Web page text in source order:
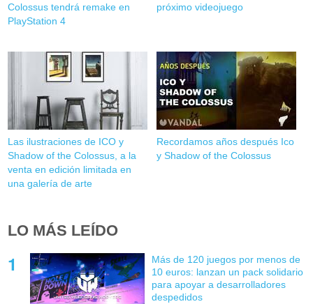
Colossus tendrá remake en
PlayStation 4
próximo videojuego
Las ilustraciones de ICO y
Shadow of the Colossus, a la
venta en edición limitada en
una galería de arte
Recordamos años después Ico
y Shadow of the Colossus
LO MÁS LEÍDO
Más de 120 juegos por menos de
10 euros: lanzan un pack solidario
para apoyar a desarrolladores
despedidos